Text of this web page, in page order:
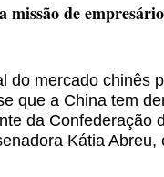
de
do mercado chinês
que a China tem
da Confederação
Kátia